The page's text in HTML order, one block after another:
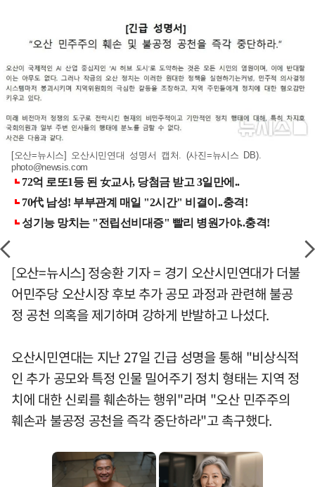
[오산=뉴시스] 오산시민연대 성명서 캡처. (사진=뉴시스 DB).
photo@newsis.com
[오산=뉴시스] 정숭환 기자 = 경기 오산시민연대가 더불
어민주당 오산시장 후보 추가 공모 과정과 관련해 불공
정 공천 의혹을 제기하며 강하게 반발하고 나섰다.
오산시민연대는 지난 27일 긴급 성명을 통해 "비상식적
인 추가 공모와 특정 인물 밀어주기 정치 형태는 지역 정
치에 대한 신뢰를 훼손하는 행위"라며 "오산 민주주의
훼손과 불공정 공천을 즉각 중단하라"고 촉구했다.